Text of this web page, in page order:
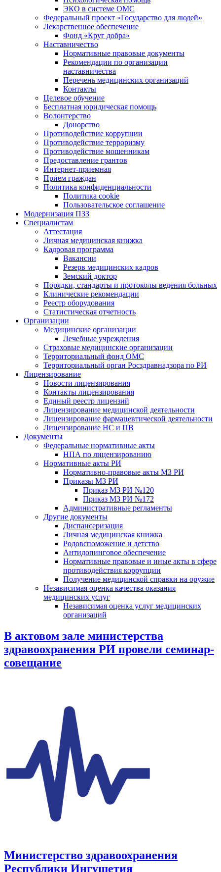
ЭКО в системе ОМС
Федеральный проект «Государство для людей»
Лекарственное обеспечение
Фонд «Круг добра»
Наставничество
Нормативные правовые документы
Рекомендации по организации
наставничества
Перечень медицинских организаций
Контакты
Целевое обучение
Бесплатная юридическая помощь
Волонтерство
Донорство
Противодействие коррупции
Противодействие терроризму
Противодействие мошенникам
Предоставление грантов
Интернет-приемная
Прием граждан
Политика конфиденциальности
Политика cookie
Пользовательское соглашение
Модернизация ПЗЗ
Специалистам
Аттестация
Личная медицинская книжка
Кадровая программа
Вакансии
Резерв медицинских кадров
Земский доктор
Порядки, стандарты и протоколы ведения больных
Клинические рекомендации
Реестр оборудования
Статистическая отчетность
Организации
Медицинские организации
Лечебные учреждения
Страховые медицинские организации
Территориальный фонд ОМС
Территориальный орган Росздравнадзора по РИ
Лицензирование
Новости лицензирования
Контакты лицензирования
Единый реестр лицензий
Лицензирование медицинской деятельности
Лицензирование фармацевтической деятельности
Лицензирование НС и ПВ
Документы
Федеральные нормативные акты
НПА по лицензированию
Нормативные акты РИ
Нормативно-правовые акты МЗ РИ
Приказы МЗ РИ
Приказ МЗ РИ №120
Приказ МЗ РИ №172
Административные регламенты
Другие документы
Диспансеризация
Личная медицинская книжка
Родовспоможение и детство
Антидопинговое обеспечение
Нормативные правовые и иные акты в сфере
противодействия коррупции
Получение медицинской справки на оружие
Независимая оценка качества оказания
медицинских услуг
Независимая оценка услуг медицинскиx
организаций
В актовом зале министерства
здравоохранения РИ провели семинар-
совещание
Министерство здравоохранения
Республики Ингушетия